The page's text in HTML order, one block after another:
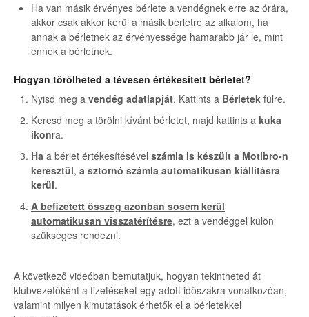
Ha van másik érvényes bérlete a vendégnek erre az órára,
akkor csak akkor kerül a másik bérletre az alkalom, ha
annak a bérletnek az érvényessége hamarabb jár le, mint
ennek a bérletnek.
Hogyan törölheted a tévesen értékesített bérletet?
Nyisd meg a vendég adatlapját. Kattints a Bérletek fülre.
Keresd meg a törölni kívánt bérletet, majd kattints a kuka
ikonra.
Ha a bérlet értékesítésével számla is készült a Motibro-n
keresztül, a sztornó számla automatikusan kiállításra
kerül.
A befizetett összeg azonban sosem kerül
automatikusan visszatérítésre, ezt a vendéggel külön
szükséges rendezni.
A következő videóban bemutatjuk, hogyan tekintheted át
klubvezetőként a fizetéseket egy adott időszakra vonatkozóan,
valamint milyen kimutatások érhetők el a bérletekkel